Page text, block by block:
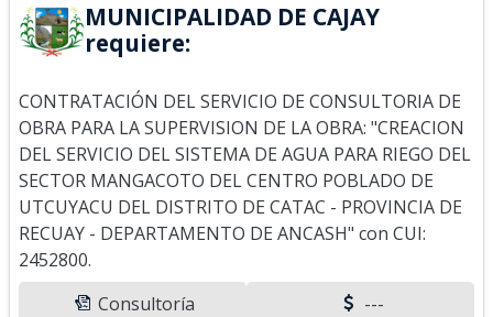
MUNICIPALIDAD DE CAJAY
requiere:
CONTRATACIÓN DEL SERVICIO DE CONSULTORIA DE
OBRA PARA LA SUPERVISION DE LA OBRA: "CREACION
DEL SERVICIO DEL SISTEMA DE AGUA PARA RIEGO DEL
SECTOR MANGACOTO DEL CENTRO POBLADO DE
UTCUYACU DEL DISTRITO DE CATAC - PROVINCIA DE
RECUAY - DEPARTAMENTO DE ANCASH" con CUI:
2452800.
Consultoría
---